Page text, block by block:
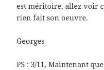
est méritoire, allez voir
rien fait son oeuvre.
Georges
PS : 3/11, Maintenant